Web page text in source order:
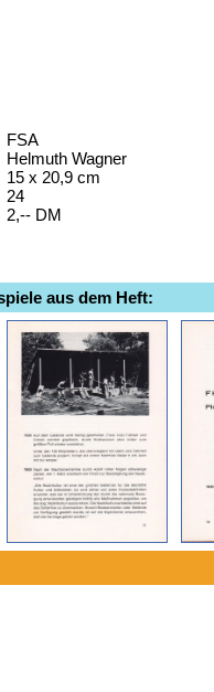
FSA
Helmuth Wagner
15 x 20,9 cm
24
2,-- DM
aus dem Heft: